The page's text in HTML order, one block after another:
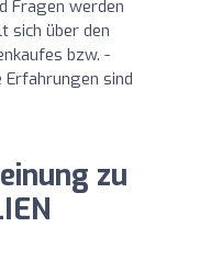
Fragen werden
sich über den
bzw. -
sind
zu